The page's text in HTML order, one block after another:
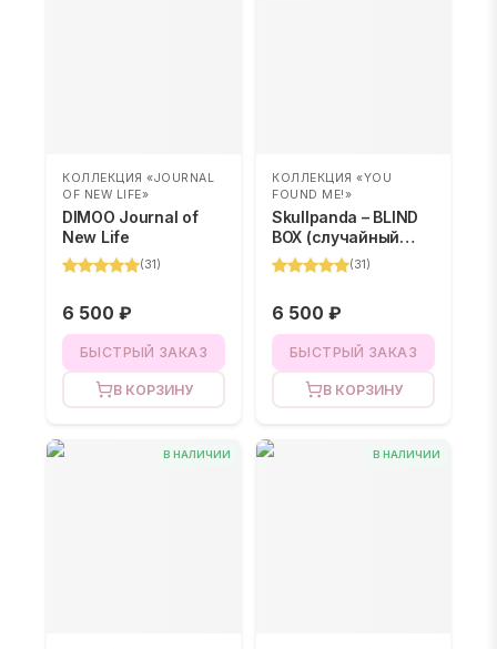
КОЛЛЕКЦИЯ «JOURNAL
OF NEW LIFE»
DIMOO Journal of
New Life
(31 )
6 500 ₽
БЫСТРЫЙ ЗАКАЗ
В КОРЗИНУ
КОЛЛЕКЦИЯ «YOU
FOUND ME!»
Skullpanda – BLIND
BOX (случайный
цвет)
(31 )
6 500 ₽
БЫСТРЫЙ ЗАКАЗ
В КОРЗИНУ
В НАЛИЧИИ В НАЛИЧИИ